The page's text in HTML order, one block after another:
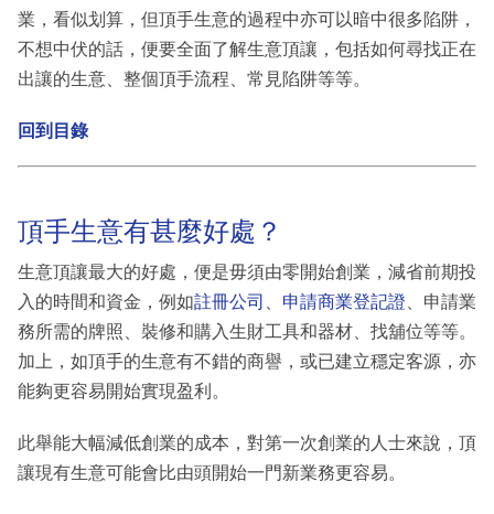
業，看似划算，但頂手生意的過程中亦可以暗中很多陷阱，
不想中伏的話，便要全面了解生意頂讓，包括如何尋找正在
出讓的生意、整個頂手流程、常見陷阱等等。
回到目錄
頂手生意有甚麼好處？
生意頂讓最大的好處，便是毋須由零開始創業，減省前期投
入的時間和資金，例如註冊公司 申請商業登記證 、申請業
務所需的牌照、裝修和購入生財工具和器材、找舖位等等。
加上，如頂手的生意有不錯的商譽，或已建立穩定客源，亦
能夠更容易開始實現盈利。
此舉能大幅減低創業的成本，對第一次創業的人士來說，頂
讓現有生意可能會比由頭開始一門新業務更容易。